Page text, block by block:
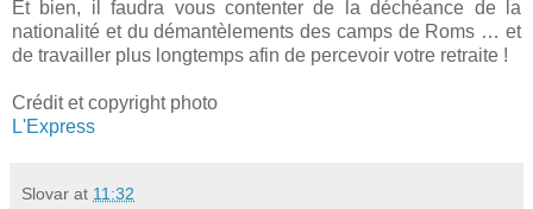
Et bien, il faudra vous contenter de la déchéance de la
nationalité et du démantèlements des camps de Roms … et
de travailler plus longtemps afin de percevoir votre retraite !
Crédit et copyright photo
L'Express
Slovar at 11:32